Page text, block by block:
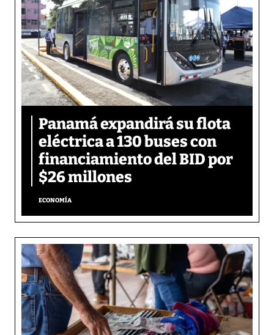
Panamá expandirá su flota
eléctrica a 130 buses con
financiamiento del BID por
$26 millones
ECONOMÍA